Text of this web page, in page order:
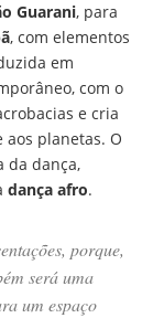
Guarani, para
, com elementos
em
com o
e cria
aos planetas. O
da dança,
dança afro.
porque,
será uma
um espaço